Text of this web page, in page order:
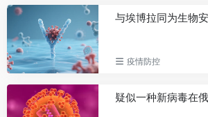
疫情防控